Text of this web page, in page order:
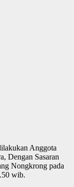
Anggota
Dengan Sasaran
Nongkrong pada
wib.